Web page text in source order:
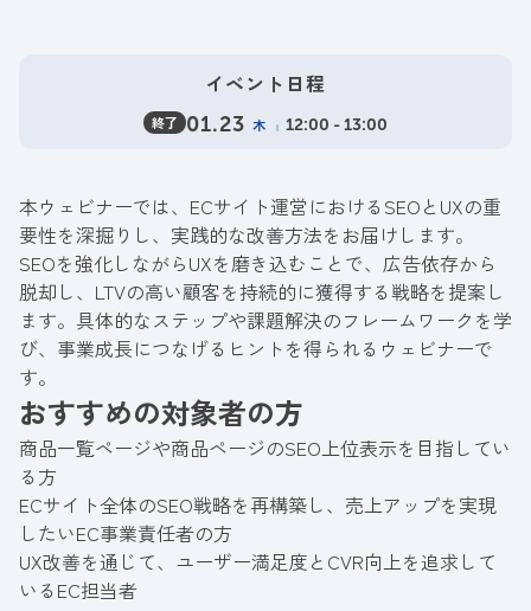
イベント日程
終了 01.23 木 12:00 - 13:00
本ウェビナーでは、ECサイト運営におけるSEOとUXの重
要性を深掘りし、実践的な改善方法をお届けします。
SEOを強化しながらUXを磨き込むことで、広告依存から
脱却し、LTVの高い顧客を持続的に獲得する戦略を提案し
ます。具体的なステップや課題解決のフレームワークを学
び、事業成長につなげるヒントを得られるウェビナーで
す。
おすすめの対象者の方
商品一覧ページや商品ページのSEO上位表示を目指してい
る方
ECサイト全体のSEO戦略を再構築し、売上アップを実現
したいEC事業責任者の方
UX改善を通じて、ユーザー満足度とCVR向上を追求して
いるEC担当者